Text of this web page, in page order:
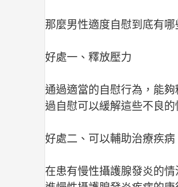
那麼男性適度自慰到底有哪
好處一、釋放壓力
通過適當的自慰行為，能
過自慰可以緩解這些不良
好處二、可以輔助治療疾病
在患有慢性攝護腺發炎的